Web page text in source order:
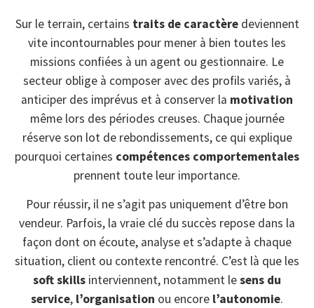
Sur le terrain, certains traits de caractèredeviennent
vite incontournables pour mener à bien toutes les
missions confiées à un agent ou gestionnaire. Le
secteur oblige à composer avec des profils variés, à
anticiper des imprévus et à conserver la motivation
même lors des périodes creuses. Chaque journée
réserve son lot de rebondissements, ce qui explique
pourquoi certaines compétences comportementales
prennent toute leur importance.
Pour réussir, il ne s’agit pas uniquement d’être bon
vendeur. Parfois, la vraie clé du succès repose dans la
façon dont on écoute, analyse et s’adapte à chaque
situation, client ou contexte rencontré. C’est là que les
soft skills interviennent, notamment lesens du
service, l’organisation ou encore l’autonomie.